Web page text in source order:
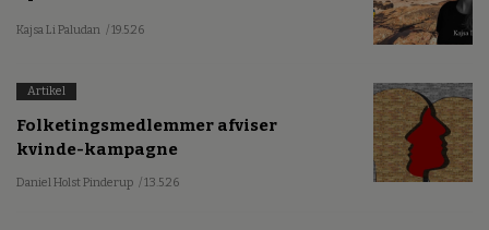
Kajsa Li Paludan / 19.5.26
Artikel
Folketingsmedlemmer afviser
kvinde-kampagne
Daniel Holst Pinderup / 13.5.26